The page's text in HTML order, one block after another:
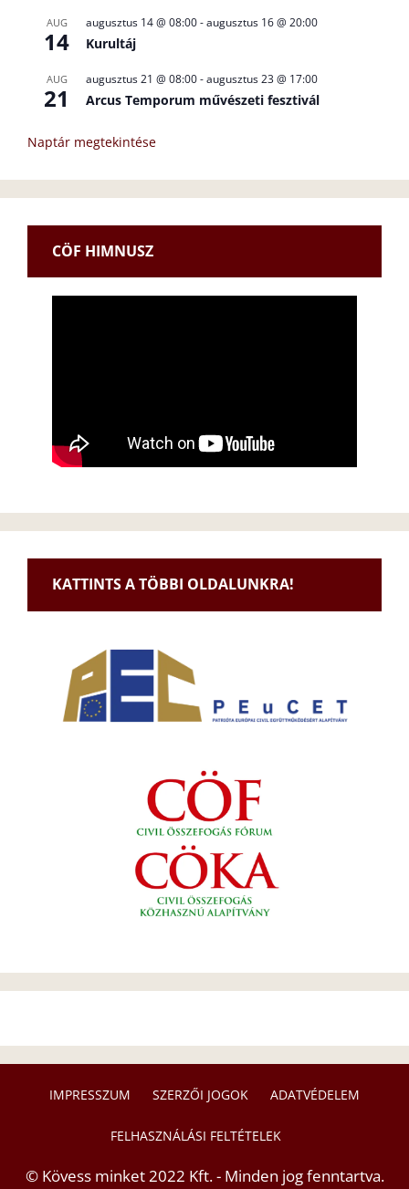
AUG
14
augusztus 14 @ 08:00-augusztus 16 @ 20:00
Kurultáj
AUG
21
augusztus 21 @ 08:00-augusztus 23 @ 17:00
Arcus Temporum művészeti fesztivál
Naptár megtekintése
CÖF HIMNUSZ
KATTINTS A TÖBBI OLDALUNKRA!
IMPRESSZUM SZERZŐI JOGOK ADATVÉDELEM
FELHASZNÁLÁSI FELTÉTELEK
© Kövess minket 2022 Kft. - Minden jog fenntartva.